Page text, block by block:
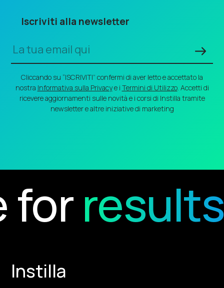
Iscriviti alla newsletter
Cliccando su “ISCRIVITI” confermi di aver letto e accettato la
nostra Informativa sulla Privacye i Termini di Utilizzo. Accetti di
ricevere aggiornamenti sulle novità e i corsi di Instilla tramite
newsletter e altre iniziative di marketing
Instilla